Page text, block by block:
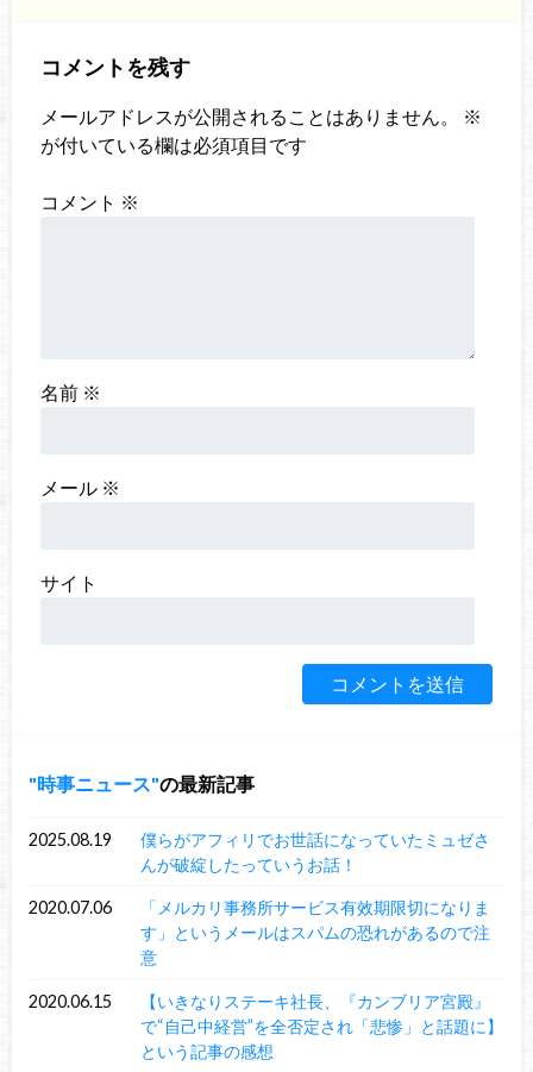
コメントを残す
メールアドレスが公開されることはありません。
※
が付いている欄は必須項目です
コメント ※
名前 ※
メール ※
サイト
時事ニュース の最新記事
2025.08.19
僕らがアフィリでお世話になっていたミュゼさ
んが破綻したっていうお話！
2020.07.06
「メルカリ事務所サービス有效期限切になりま
す」というメールはスパムの恐れがあるので注
意
2020.06.15
【いきなりステーキ社長、『カンブリア宮殿』
で“自己中経営”を全否定され「悲惨」と話題に】
という記事の感想